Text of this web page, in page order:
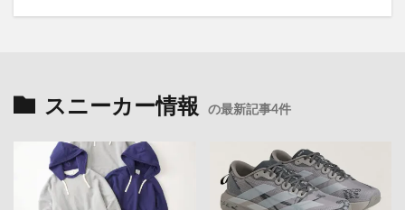
スニーカー情報 の最新記事4件